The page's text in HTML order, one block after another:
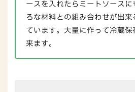
ースを入れたらミートソース
ろな材料との組み合わせが出
ています。大量に作って冷蔵
来ます。